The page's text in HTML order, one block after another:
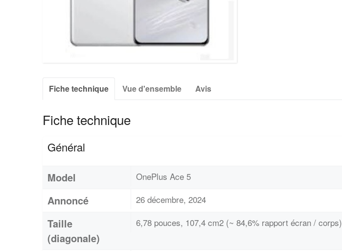
Fiche technique Vue d'ensemble Avis
Fiche technique
Général
Model OnePlus Ace 5
Annoncé 26 décembre, 2024
Taille
(diagonale)
6,78 pouces, 107,4 cm2 (~ 84,6% rapport écran / corps)